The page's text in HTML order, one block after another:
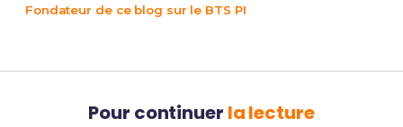
Fondateur de ce blog sur le BTS PI
Pour continuer la lecture